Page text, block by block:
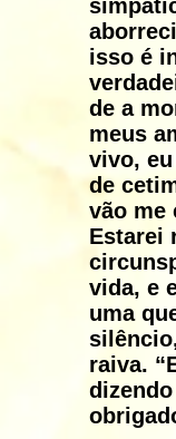
isso é
de a
meus
vivo,
de
vão me
Estarei
vida, e
uma
raiva.